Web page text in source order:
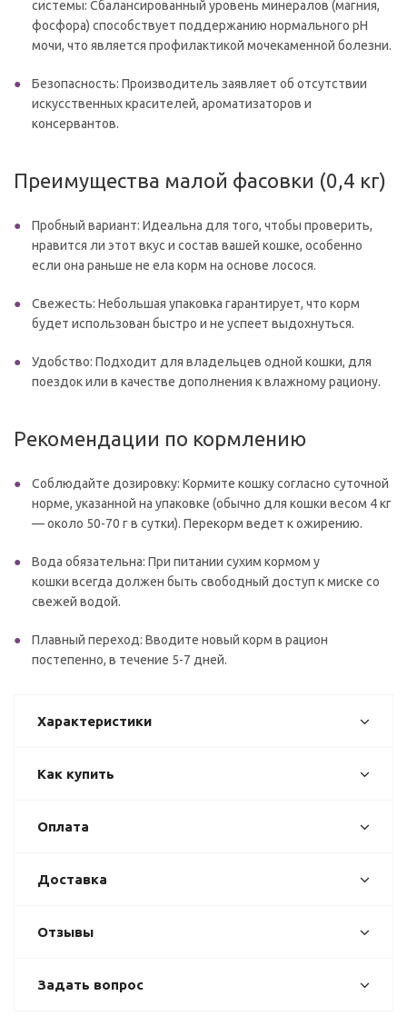
системы: Сбалансированный уровень минералов (магния,
фосфора) способствует поддержанию нормального pH
мочи, что является профилактикой мочекаменной болезни.
Безопасность: Производитель заявляет об отсутствии
искусственных красителей, ароматизаторов и
консервантов.
Преимущества малой фасовки (0,4 кг)
Пробный вариант: Идеальна для того, чтобы проверить,
нравится ли этот вкус и состав вашей кошке, особенно
если она раньше не ела корм на основе лосося.
Свежесть: Небольшая упаковка гарантирует, что корм
будет использован быстро и не успеет выдохнуться.
Удобство: Подходит для владельцев одной кошки, для
поездок или в качестве дополнения к влажному рациону.
Рекомендации по кормлению
Соблюдайте дозировку: Кормите кошку согласно суточной
норме, указанной на упаковке (обычно для кошки весом 4 кг
— около 50-70 г в сутки). Перекорм ведет к ожирению.
Вода обязательна: При питании сухим кормом у
кошки всегда должен быть свободный доступ к миске со
свежей водой.
Плавный переход: Вводите новый корм в рацион
постепенно, в течение 5-7 дней.
Характеристики
Как купить
Оплата
Доставка
Отзывы
Задать вопрос